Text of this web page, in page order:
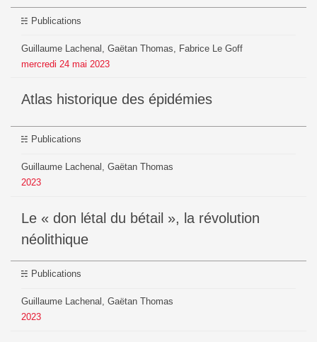
Publications
Guillaume Lachenal, Gaëtan Thomas, Fabrice Le Goff
mercredi 24 mai 2023
Atlas historique des épidémies
Publications
Guillaume Lachenal, Gaëtan Thomas
2023
Le « don létal du bétail », la révolution
néolithique
Publications
Guillaume Lachenal, Gaëtan Thomas
2023